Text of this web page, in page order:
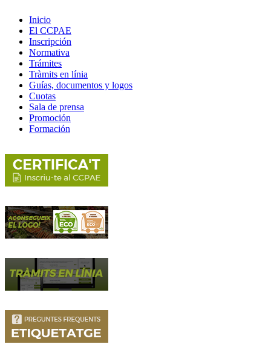
Inicio
El CCPAE
Inscripción
Normativa
Trámites
Tràmits en línia
Guías, documentos y logos
Cuotas
Sala de prensa
Promoción
Formación